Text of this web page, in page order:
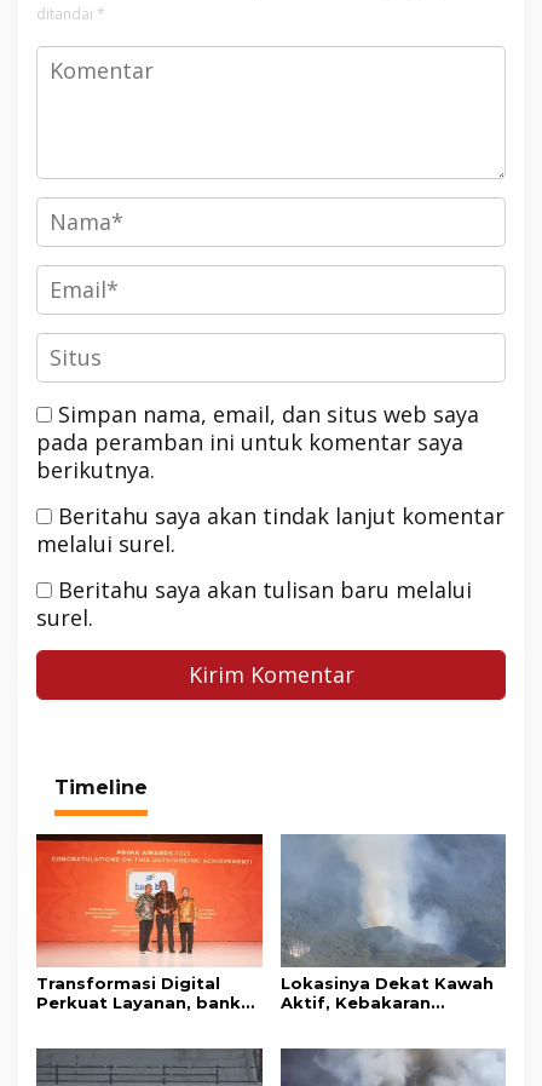
ditandai *
Simpan nama, email, dan situs web saya
pada peramban ini untuk komentar saya
berikutnya.
Beritahu saya akan tindak lanjut komentar
melalui surel.
Beritahu saya akan tulisan baru melalui
surel.
Timeline
Transformasi Digital
Perkuat Layanan, bank
Awards 2026
Lokasinya Dekat Kawah
Aktif, Kebakaran
Pangrango